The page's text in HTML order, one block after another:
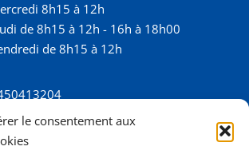
le consentement aux
8h15 à 12h
de 8h15 à 12h - 16h à 18h00
de 8h15 à 12h